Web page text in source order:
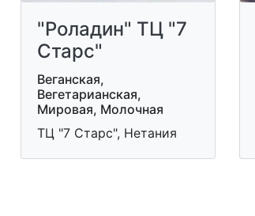
"Роладин" ТЦ "7
Старс"
Веганская,
Вегетарианская,
Мировая, Молочная
ТЦ "7 Старс", Нетания